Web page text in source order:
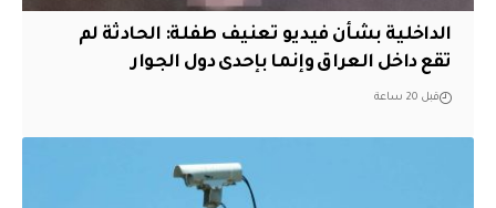
الداخلية بشأن فيديو تعنيف طفلة: الحادثة لم
تقع داخل العراق وإنما بإحدى دول الجوار
قبل 20 ساعة